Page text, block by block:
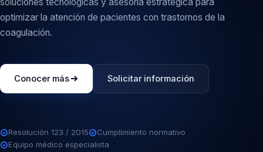
optimizar la atención de pacientes con trastornos de la
coagulación.
Conocer más Solicitar información
Resolución 123 / 2015
Cumplimiento normativo
Equipo médico especialista